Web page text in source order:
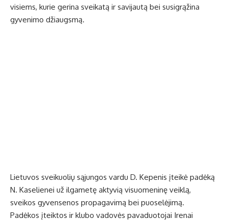
visiems, kurie gerina sveikatą ir savijautą bei susigrąžina
gyvenimo džiaugsmą.
Lietuvos sveikuolių sąjungos vardu D. Kepenis įteikė padėką
N. Kaselienei už ilgametę aktyvią visuomeninę veiklą,
sveikos gyvensenos propagavimą bei puoselėjimą.
Padėkos įteiktos ir klubo vadovės pavaduotojai Irenai